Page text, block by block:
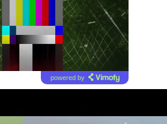
powered by